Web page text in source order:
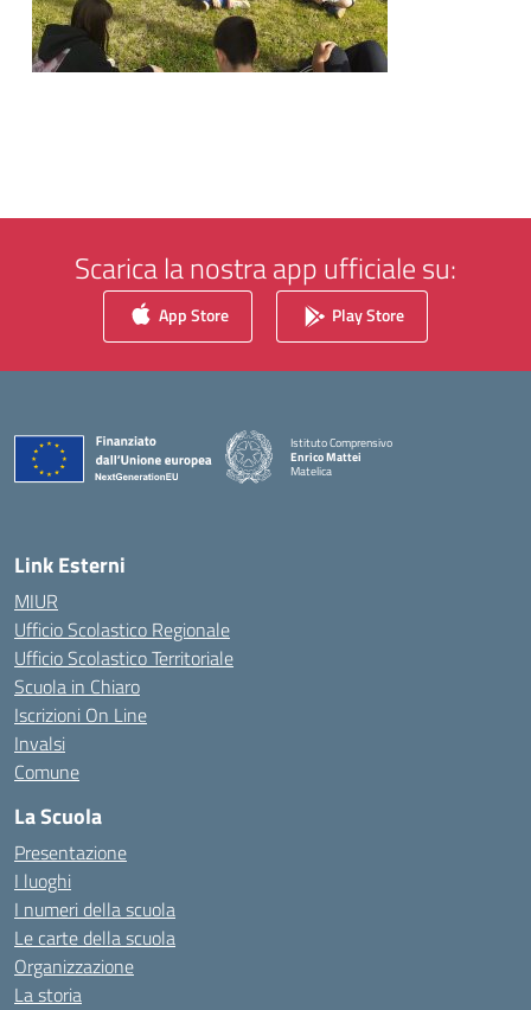
Scarica la nostra app ufficiale su:
App Store Play Store
Istituto Comprensivo
Enrico Mattei
Matelica
Link Esterni
MIUR
Ufficio Scolastico Regionale
Ufficio Scolastico Territoriale
Scuola in Chiaro
Iscrizioni On Line
Invalsi
Comune
La Scuola
Presentazione
I luoghi
I numeri della scuola
Le carte della scuola
Organizzazione
La storia